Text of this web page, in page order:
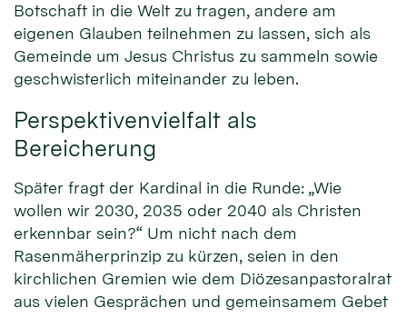
Botschaft in die Welt zu tragen, andere am
eigenen Glauben teilnehmen zu lassen, sich als
Gemeinde um Jesus Christus zu sammeln sowie
geschwisterlich miteinander zu leben.
Perspektivenvielfalt als
Bereicherung
Später fragt der Kardinal in die Runde: „Wie
wollen wir 2030, 2035 oder 2040 als Christen
erkennbar sein?“ Um nicht nach dem
Rasenmäherprinzip zu kürzen, seien in den
kirchlichen Gremien wie dem Diözesanpastoralrat
aus vielen Gesprächen und gemeinsamem Gebet